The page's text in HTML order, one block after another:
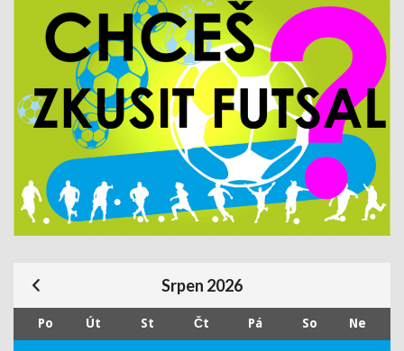
Srpen 2026
Po Út St Čt Pá So Ne